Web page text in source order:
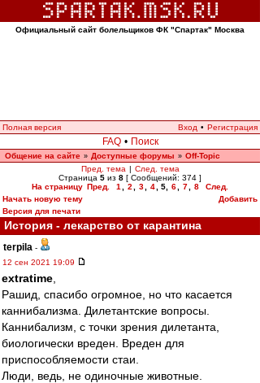
Официальный сайт болельщиков ФК "Спартак" Москва
Полная версия Вход • Регистрация
FAQ • Поиск
Общение на сайте » Доступные форумы » Off-Topic
Пред. тема | След. тема
Страница 5 из 8 [ Сообщений: 374 ]
На страницу Пред. 1 2 3 4 5 6 7 8
След.
Начать новую тему
Добавить
Версия для печати
История - лекарство от карантина
terpila -
12 сен 2021 19:09
extratime
Рашид, спасибо огромное, но что касается
каннибализма. Дилетантские вопросы.
Каннибализм, с точки зрения дилетанта,
биологически вреден. Вреден для
приспособляемости стаи.
Люди, ведь, не одиночные животные.